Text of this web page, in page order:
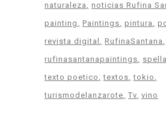
naturaleza
noticias Rufina
painting
Paintings pintura
revista digital
RufinaSantana
rufinasantanapaintings
texto poetico
textos tokio
turismodelanzarote Tv vino